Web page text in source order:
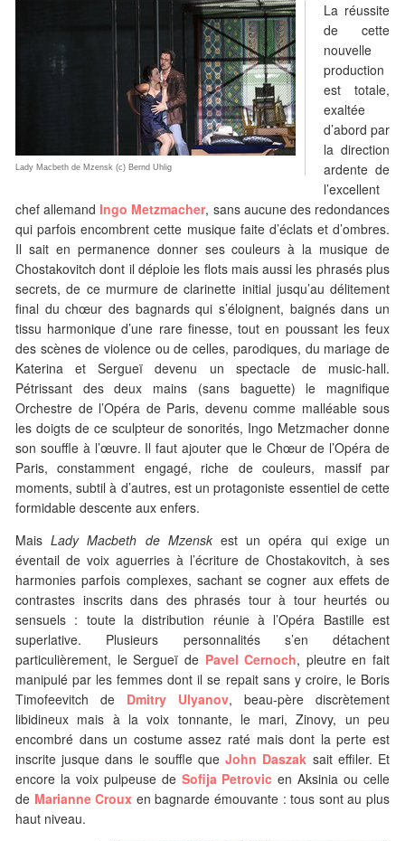
Lady Macbeth de Mzensk (c) Bernd Uhlig
La réussite
de cette
nouvelle
production
est totale,
exaltée
d’abord par
la direction
ardente de
l’excellent
chef allemand Ingo Metzmacher, sans aucune des redondances
qui parfois encombrent cette musique faite d’éclats et d’ombres.
Il sait en permanence donner ses couleurs à la musique de
Chostakovitch dont il déploie les flots mais aussi les phrasés plus
secrets, de ce murmure de clarinette initial jusqu’au délitement
final du chœur des bagnards qui s’éloignent, baignés dans un
tissu harmonique d’une rare finesse, tout en poussant les feux
des scènes de violence ou de celles, parodiques, du mariage de
Katerina et Sergueï devenu un spectacle de music-hall.
Pétrissant des deux mains (sans baguette) le magnifique
Orchestre de l’Opéra de Paris, devenu comme malléable sous
les doigts de ce sculpteur de sonorités, Ingo Metzmacher donne
son souffle à l’œuvre. Il faut ajouter que le Chœur de l’Opéra de
Paris, constamment engagé, riche de couleurs, massif par
moments, subtil à d’autres, est un protagoniste essentiel de cette
formidable descente aux enfers.
MaisLady Macbeth de Mzenskest un opéra qui exige un
éventail de voix aguerries à l’écriture de Chostakovitch, à ses
harmonies parfois complexes, sachant se cogner aux effets de
contrastes inscrits dans des phrasés tour à tour heurtés ou
sensuels : toute la distribution réunie à l’Opéra Bastille est
superlative. Plusieurs personnalités s’en détachent
particulièrement, le Sergueï de Pavel Cernoch, pleutre en fait
manipulé par les femmes dont il se repait sans y croire, le Boris
Timofeevitch de Dmitry Ulyanov, beau-père discrètement
libidineux mais à la voix tonnante, le mari, Zinovy, un peu
encombré dans un costume assez raté mais dont la perte est
inscrite jusque dans le souffle queJohn Daszak sait effiler. Et
encore la voix pulpeuse de Sofija Petrovic en Aksinia ou celle
de Marianne Croux en bagnarde émouvante : tous sont au plus
haut niveau.